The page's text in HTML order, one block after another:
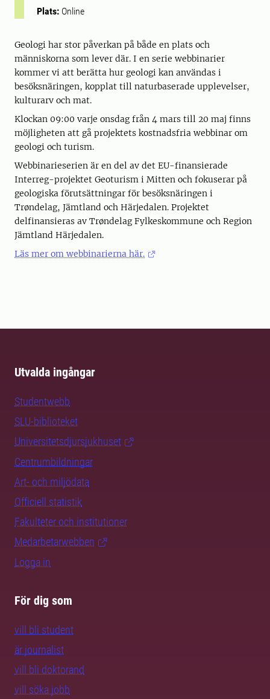
Plats: Online
Geologi har stor påverkan på både en plats och
människorna som lever där. I en serie webbinarier
kommer vi att berätta hur geologi kan användas i
besöksnäringen, kopplat till naturbaserade upplevelser,
kulturarv och mat.
Klockan 09:00 varje onsdag från 4 mars till 20 maj finns
möjligheten att gå projektets kostnadsfria webbinar om
geologi och turism.
Webbinarieserien är en del av det EU-finansierade
Interreg-projektet Geoturism i Mitten och fokuserar på
geologiska förutsättningar för besöksnäringen i
Trøndelag, Jämtland och Härjedalen. Projektet
delfinansieras av Trøndelag Fylkeskommune och Region
Jämtland Härjedalen.
Läs mer om webbinarierna här.
Utvalda ingångar
Studentwebb
SLU-biblioteket
Universitetsdjursjukhuset
Centrumbildningar
Art- och miljödata
Officiell statistik
Fakulteter och institutioner
Medarbetarwebben
Logga in
För dig som
vill bli student
är journalist
vill bli doktorand
vill söka jobb